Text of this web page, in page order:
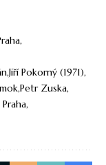
Jiří Pokorný (1971)
Petr Zuska